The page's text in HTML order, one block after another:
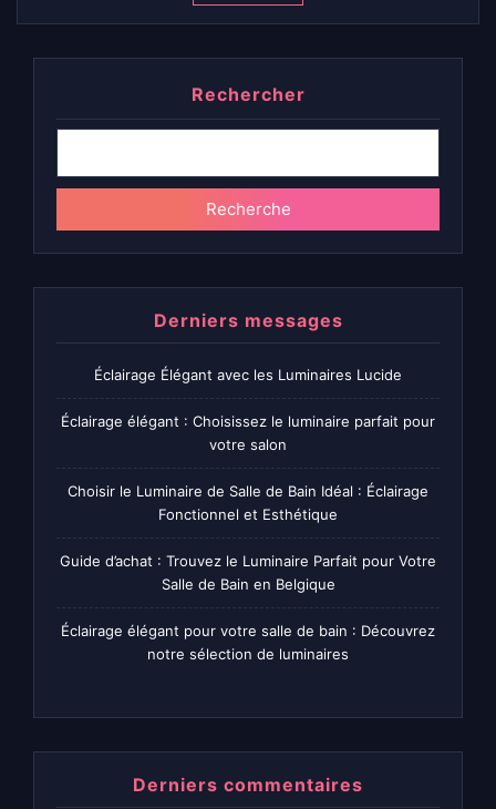
Rechercher
Recherche
Derniers messages
Éclairage Élégant avec les Luminaires Lucide
Éclairage élégant : Choisissez le luminaire parfait pour
votre salon
Choisir le Luminaire de Salle de Bain Idéal : Éclairage
Fonctionnel et Esthétique
Guide d’achat : Trouvez le Luminaire Parfait pour Votre
Salle de Bain en Belgique
Éclairage élégant pour votre salle de bain : Découvrez
notre sélection de luminaires
Derniers commentaires